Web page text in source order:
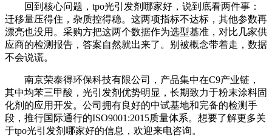
回到核心问题，tpo光引发剂哪家好，说到底看两件事：
迁移量压得住，杂质控得稳。这两项指标不达标，其他参数再
漂亮也没用。采购方把这两个数据作为选型基准，对比几家供
应商的检测报告，答案自然就出来了。别被概念带着走，数据
不会说谎。
南京荣泰得环保科技有限公司，产品集中在C9产业链，
其中均苯三甲酸，光引发剂优势明显，长期致力于粉末涂料固
化剂的应用开发。公司拥有良好的中试基地和完备的检测手
段，推行国际通行的ISO9001:2015质量体系。想要了解更多关
于tpo光引发剂哪家好的信息，欢迎来电咨询。